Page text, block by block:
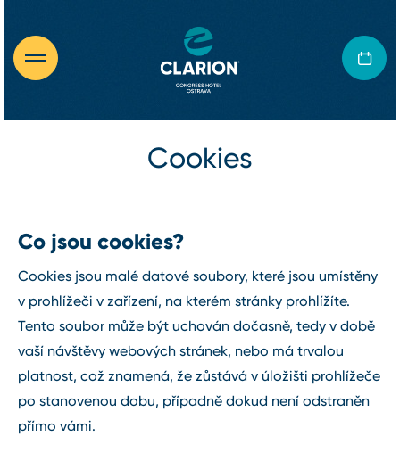
Cookies
Co jsou cookies?
Cookies jsou malé datové soubory, které jsou umístěny
v prohlížeči v zařízení, na kterém stránky prohlížíte.
Tento soubor může být uchován dočasně, tedy v době
vaší návštěvy webových stránek, nebo má trvalou
platnost, což znamená, že zůstává v úložišti prohlížeče
po stanovenou dobu, případně dokud není odstraněn
přímo vámi.